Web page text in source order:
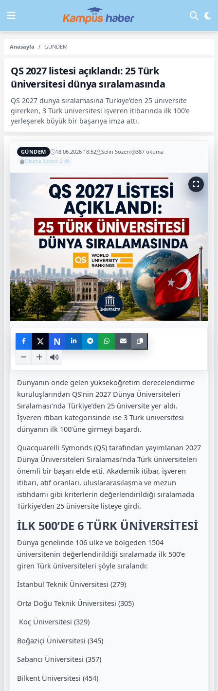
Anasayfa GÜNDEM
QS 2027 listesi açıklandı: 25 Türk
üniversitesi dünya sıralamasında
QS 2027 dünya sıralamasına Türkiye'den 25 üniversite
girerken, 3 Türk üniversitesi işveren itibarında ilk 100'e
yerleşerek büyük bir başarıya imza attı.
GÜNDEM 18.06.2026 18:52 Selin Sözen 387 okuma
Okuma Süresi: 2 dk
N
Dünyanın önde gelen yükseköğretim derecelendirme
kuruluşlarından QS’nin 2027 Dünya Üniversiteleri
Sıralaması’nda Türkiye’den 25 üniversite yer aldı.
İşveren itibarı kategorisinde ise 3 Türk üniversitesi
dünyanın ilk 100’üne girmeyi başardı.
Quacquarelli Symonds (QS) tarafından yayımlanan 2027
Dünya Üniversiteleri Sıralaması’nda Türk üniversiteleri
önemli bir başarı elde etti. Akademik itibar, işveren
itibarı, atıf oranları, uluslararasılaşma ve mezun
istihdamı gibi kriterlerin değerlendirildiği sıralamada
Türkiye’den 25 üniversite listeye girdi.
İLK 500’DE 6 TÜRK ÜNİVERSİTESİ
Dünya genelinde 106 ülke ve bölgeden 1504
üniversitenin değerlendirildiği sıralamada ilk 500’e
giren Türk üniversiteleri şöyle sıralandı:
İstanbul Teknik Üniversitesi (279)
Orta Doğu Teknik Üniversitesi (305)
Koç Üniversitesi (329)
Boğaziçi Üniversitesi (345)
Sabancı Üniversitesi (357)
Bilkent Üniversitesi (454)